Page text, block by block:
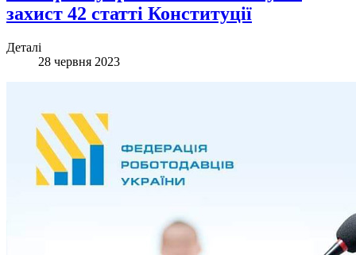
захист 42 статті Конституції
Деталі
28 червня 2023